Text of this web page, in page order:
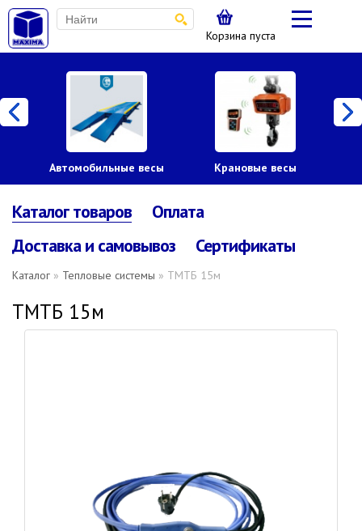
Корзина пуста
Автомобильные весы Крановые весы
Каталог товаров
Оплата
Доставка и самовывоз
Сертификаты
Каталог » Тепловые системы » ТМТБ 15м
ТМТБ 15м